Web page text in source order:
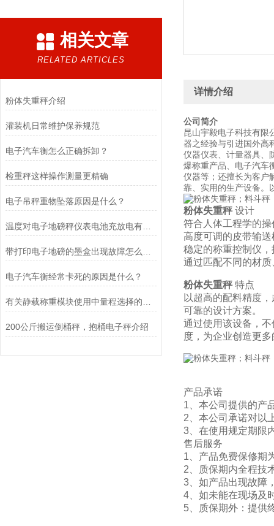
相关文章
RELATED ARTICLES
粉体失重秤介绍
灌装机日常维护保养规范
电子汽车衡怎么正确拆卸？
检重秤这样操作测量更精确
电子吊秤重物坠落原因是什么？
温度对电子地磅秤仪表电池充放电有什么影响？
电子汽车衡经常卡死的原因是什么？
200公斤搬运倒桶秤，抱桶电子秤介绍
详情介绍
公司简介
昆山宇毅电子科技有限
器之经验与引进国外高
仪器仪表、计量器具、
爆称重产品、电子汽车
仪器等；还擅长为客户
靠、实用的生产设备。
粉体失重秤设计
符合人体工程学的
高度可调的皮带输
稳定的称重控制仪
通过匹配不同的材
粉体失重秤特点
以超高的配料精度
可靠的设计方案。
通过使用该设备，
度，为企业创造更
产品承诺
1、本公司提供的产
2、本公司承诺对以
3、在使用规定期限
售后服务
1、产品免费保修期
2、质保期内全
3、如产品出现故障
4、如未能在现场及
5、质保期外：提供